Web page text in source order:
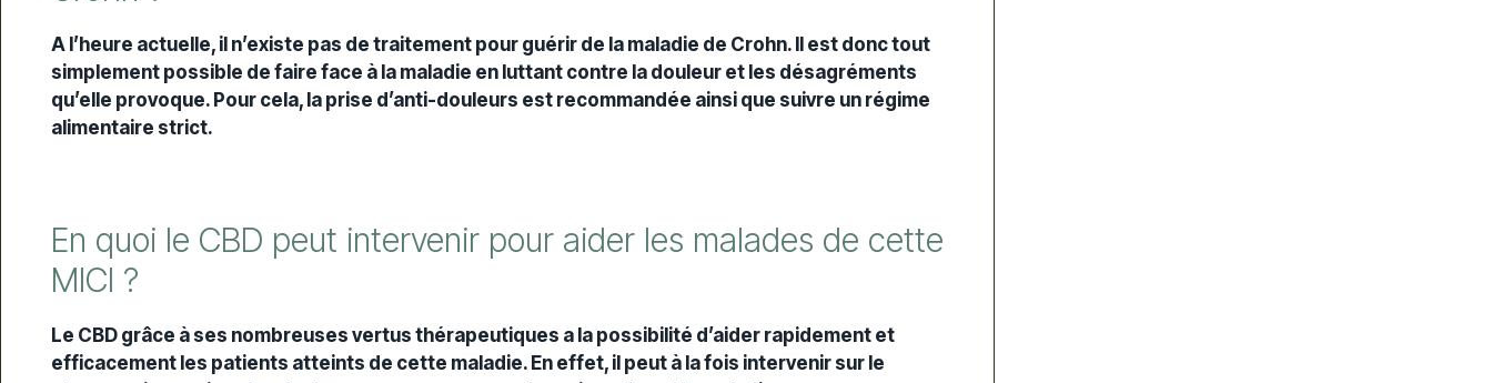
A l’heure actuelle, il n’existe pas de traitement pour guérir de la maladie de Crohn. Il est donc tout
simplement possible de faire face à la maladie en luttant contre la douleur et les désagréments
qu’elle provoque. Pour cela, la prise d’anti-douleurs est recommandée ainsi que suivre un régime
alimentaire strict.
En quoi le CBD peut intervenir pour aider les malades de cette
MICI ?
Le CBD grâce à ses nombreuses vertus thérapeutiques a la possibilité d’aider rapidement et
efficacement les patients atteints de cette maladie. En effet, il peut à la fois intervenir sur le